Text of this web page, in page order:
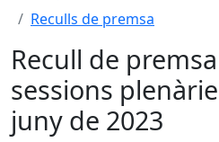
Reculls de premsa
Recull de
sessions
juny de 2023